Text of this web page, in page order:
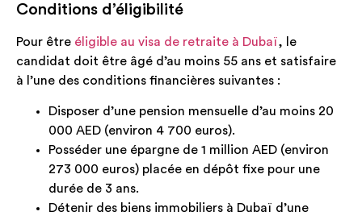
Conditions d’éligibilité
Pour être éligible au visa de retraite à Dubaï, le
candidat doit être âgé d’au moins 55 ans et satisfaire
à l’une des conditions financières suivantes :
Disposer d’une pension mensuelle d’au moins 20
000 AED (environ 4 700 euros).
Posséder une épargne de 1 million AED (environ
273 000 euros) placée en dépôt fixe pour une
durée de 3 ans.
Détenir des biens immobiliers à Dubaï d’une